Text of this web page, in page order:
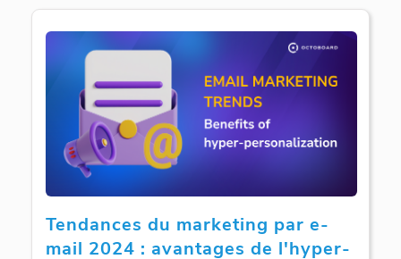
Tendances du marketing par e-
mail 2024 : avantages de l'hyper-